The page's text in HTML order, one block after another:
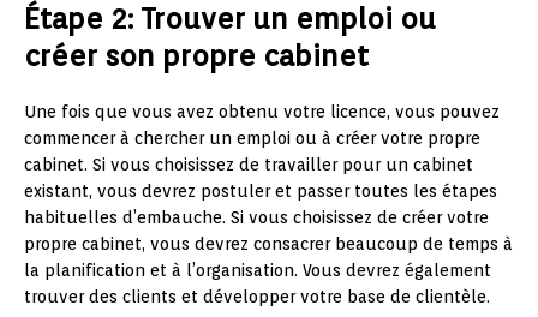
Étape 2: Trouver un emploi ou
créer son propre cabinet
Une fois que vous avez obtenu votre licence, vous pouvez
commencer à chercher un emploi ou à créer votre propre
cabinet. Si vous choisissez de travailler pour un cabinet
existant, vous devrez postuler et passer toutes les étapes
habituelles d’embauche. Si vous choisissez de créer votre
propre cabinet, vous devrez consacrer beaucoup de temps à
la planification et à l’organisation. Vous devrez également
trouver des clients et développer votre base de clientèle.